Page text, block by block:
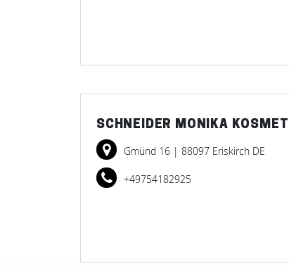
SCHNEIDER MONIKA
Gmünd 16 | 88097 Eriskirch DE
+49754182925